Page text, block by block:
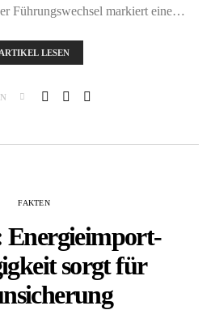
Führungswechsel markiert eine…
ARTIKEL LESEN
FAKTEN
Energieimport-
sorgt für